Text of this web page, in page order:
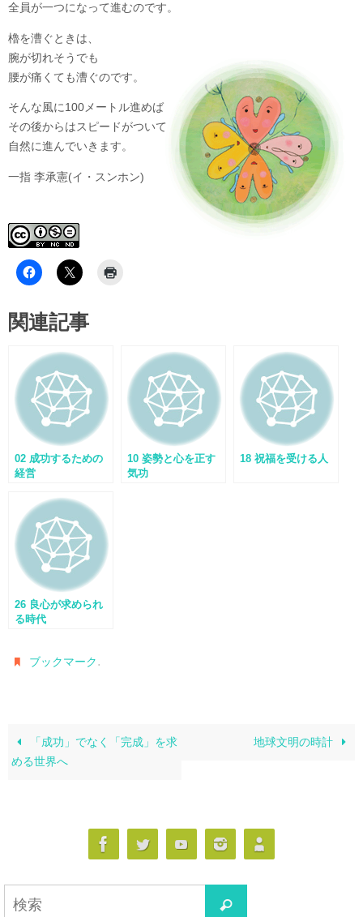
全員が一つになって進むのです。
櫓を漕ぐときは、
腕が切れそうでも
腰が痛くても漕ぐのです。
そんな風に100メートル進めば
その後からはスピードがついて
自然に進んでいきます。
一指 李承憲(イ・スンホン)
関連記事
02 成功するための
経営
10 姿勢と心を正す
気功
18 祝福を受ける人
26 良心が求められ
る時代
ブックマーク.
「成功」でなく「完成」を求
める世界へ
地球文明の時計
検